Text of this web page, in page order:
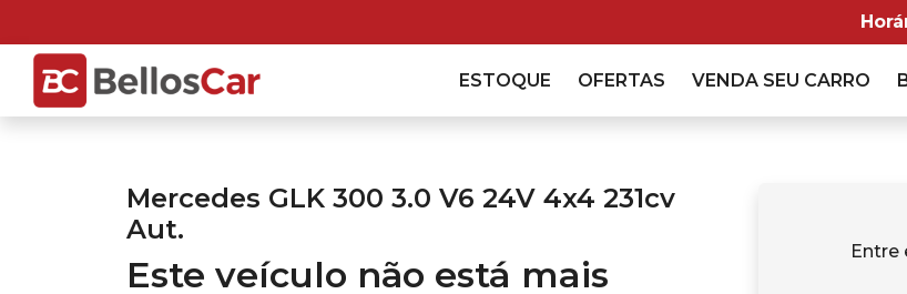
ESTOQUE OFERTAS VENDA SEU CARRO
Mercedes GLK 300 3.0 V6 24V 4x4 231cv
Aut.
Este veículo não está mais
Entre